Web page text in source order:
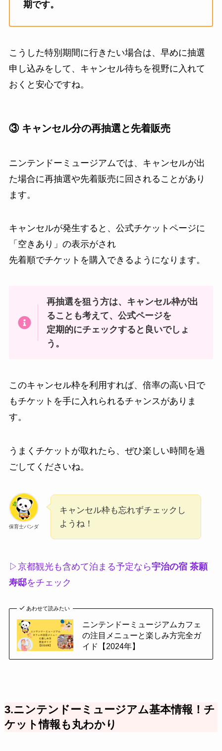
期です。
こうした特別期間に行きたい場合は、早めに抽選
申し込みをして、キャンセル待ちを視野に入れて
おくと安心ですね。
③ キャンセル分の再抽選と先着販売
ニンテンドーミュージアムでは、キャンセルが出
た場合に再抽選や先着販売に回されることがあり
ます。
キャンセルが発生すると、公式チケットページに
「空きあり」の表示がされ
先着順でチケットを購入できるようになります。
再抽選を狙う方は、キャンセル枠が出
ることも考えて、公式ページを
定期的にチェックすると良いでしょ
う。
このキャンセル枠を利用すれば、倍率の高い日で
もチケットを手に入れられるチャンスがありま
す。
うまくチケットが取れたら、ぜひ楽しい時間を過
ごしてくださいね。
保育士パンダ
キャンセル枠も忘れずチェックし
ようね！
▷京都観光も含めて泊まる予定なら宇治の宿 茶願
寿邸をチェック
あわせて読みたい
ニンテンドーミュージアムカフェ
の注目メニューと楽しみ方完全ガ
イド【2024年】
3.ニンテンドーミュージアム基本情報！チ
ケット情報も丸わかり